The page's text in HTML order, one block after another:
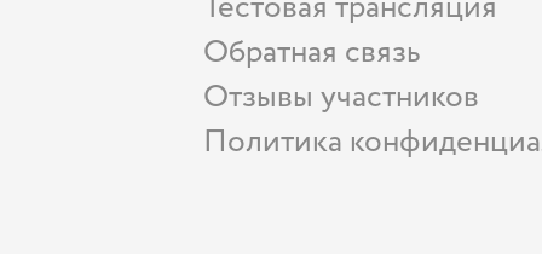
Обратная связь
Отзывы участников
Политика